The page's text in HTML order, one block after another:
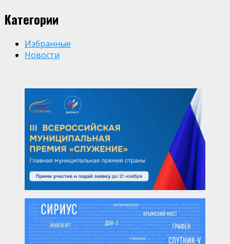
Категории
Избранные
Новости